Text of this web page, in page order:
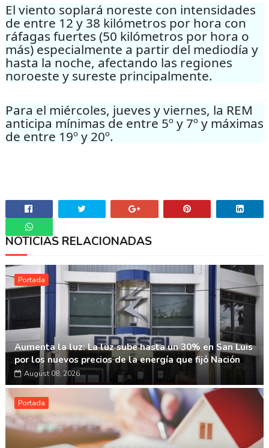
El viento soplará noreste con intensidades
de entre 12 y 38 kilómetros por hora con
ráfagas fuertes (50 kilómetros por hora o
más) especialmente a partir del mediodía y
hasta la noche, afectando las regiones
noroeste y sureste principalmente.
Para el miércoles, jueves y viernes, la REM
anticipa mínimas de entre 5º y 7º y máximas
de entre 19º y 20º.
Whatsapp
NOTICIAS RELACIONADAS
Portada
Aumenta la luz: La luz sube hasta un 30% en San Luis
por los nuevos precios de la energía que fijó Nación
August 08, 2026
Portada